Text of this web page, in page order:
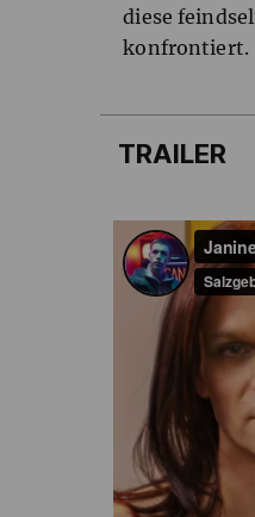
diese
konfrontiert.
TRAILER